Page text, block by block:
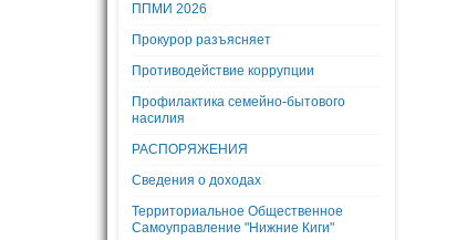
ППМИ 2026
Прокурор разъясняет
Противодействие коррупции
Профилактика семейно-бытового
насилия
РАСПОРЯЖЕНИЯ
Сведения о доходах
Территориальное Общественное
Самоуправление "Нижние Киги"